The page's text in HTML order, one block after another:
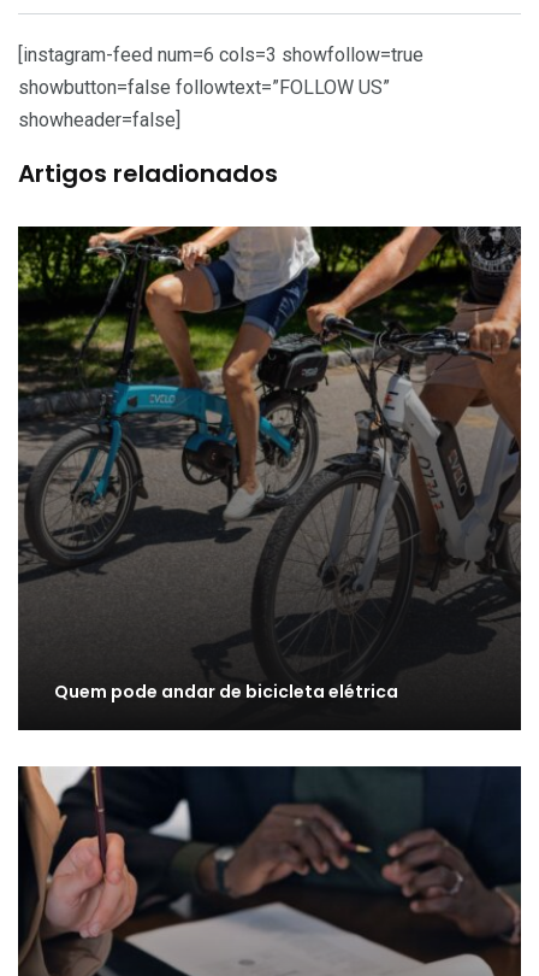
[instagram-feed num=6 cols=3 showfollow=true
showbutton=false followtext=”FOLLOW US”
showheader=false]
Artigos reladionados
Quem pode andar de bicicleta elétrica